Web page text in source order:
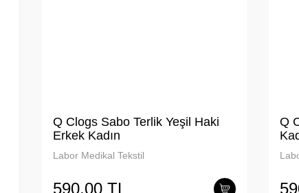
Q Clogs Sabo Terlik Yeşil Haki
Erkek Kadın
Labor Medikal Tekstil
590,00 TL
Q